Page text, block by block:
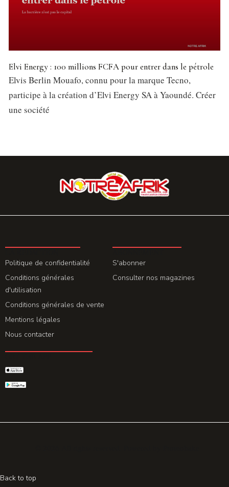
Elvi Energy : 100 millions FCFA pour entrer dans le pétrole
Elvis Berlin Mouafo, connu pour la marque Tecno,
participe à la création d’Elvi Energy SA à Yaoundé. Créer
une société
Politique de confidentialité
Conditions générales
d'utilisation
Conditions générales de vente
Mentions légales
Nous contacter
S'abonner
Consulter nos magazines
Back to top